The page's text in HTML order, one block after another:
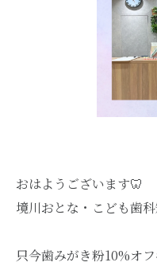
おはようございます🦷
境川おとな・こども歯
只今歯みがき粉10%オ